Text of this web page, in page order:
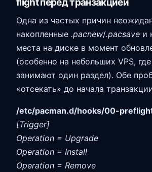
Одна из частых причин
накопленные .pacnew/.pacsave и
места на диске в момент
(особенно на небольших VPS,
занимают один раздел). Обе
«отсекать» до начала
/etc/pacman.d/hooks/00-
[Trigger]
Operation = Upgrade
Operation = Install
Operation = Remove